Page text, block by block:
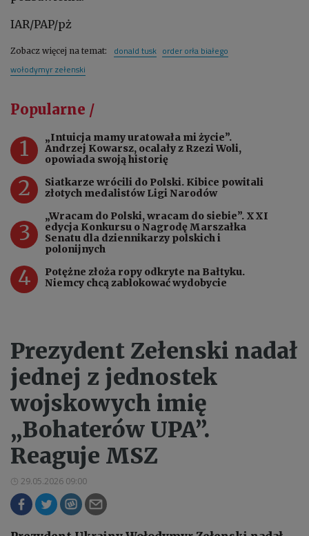
IAR/PAP/pż
Zobacz więcej na temat: donald tusk order orła białego
wołodymyr zełenski
Popularne /
1
„Intuicja mamy uratowała mi życie”.
Andrzej Kowarsz, ocalały z Rzezi Woli,
opowiada swoją historię
2
Siatkarze wrócili do Polski. Kibice powitali
złotych medalistów Ligi Narodów
3
„Wracam do Polski, wracam do siebie”. XXI
edycja Konkursu o Nagrodę Marszałka
Senatu dla dziennikarzy polskich i
polonijnych
4
Potężne złoża ropy odkryte na Bałtyku.
Niemcy chcą zablokować wydobycie
Prezydent Zełenski nadał
jednej z jednostek
wojskowych imię
„Bohaterów UPA”.
Reaguje MSZ
29.05.2026 09:00